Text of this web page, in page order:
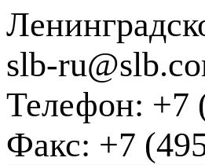
slb-
Телефон: +7
Факс: +7